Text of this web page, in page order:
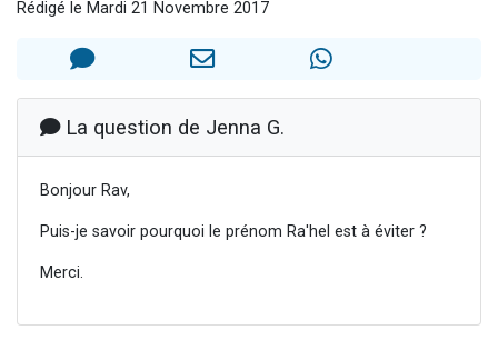
Il reste 49 places pour étudier en groupe sur Zoom
Nathaniel vient de donner son Maasser
4 personnes viennent de nous rejoindre sur WhatsApp
Rédigé le Mardi 21 Novembre 2017
La question de Jenna G.
Bonjour Rav,
Puis-je savoir pourquoi le prénom Ra'hel est à éviter ?
Merci.